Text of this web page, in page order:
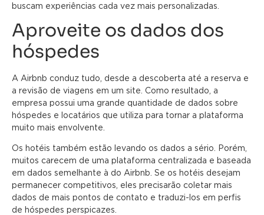
buscam experiências cada vez mais personalizadas.
Aproveite os dados dos
hóspedes
A Airbnb conduz tudo, desde a descoberta até a reserva e
a revisão de viagens em um site. Como resultado, a
empresa possui uma grande quantidade de dados sobre
hóspedes e locatários que utiliza para tornar a plataforma
muito mais envolvente.
Os hotéis também estão levando os dados a sério. Porém,
muitos carecem de uma plataforma centralizada e baseada
em dados semelhante à do Airbnb. Se os hotéis desejam
permanecer competitivos, eles precisarão coletar mais
dados de mais pontos de contato e traduzi-los em perfis
de hóspedes perspicazes.